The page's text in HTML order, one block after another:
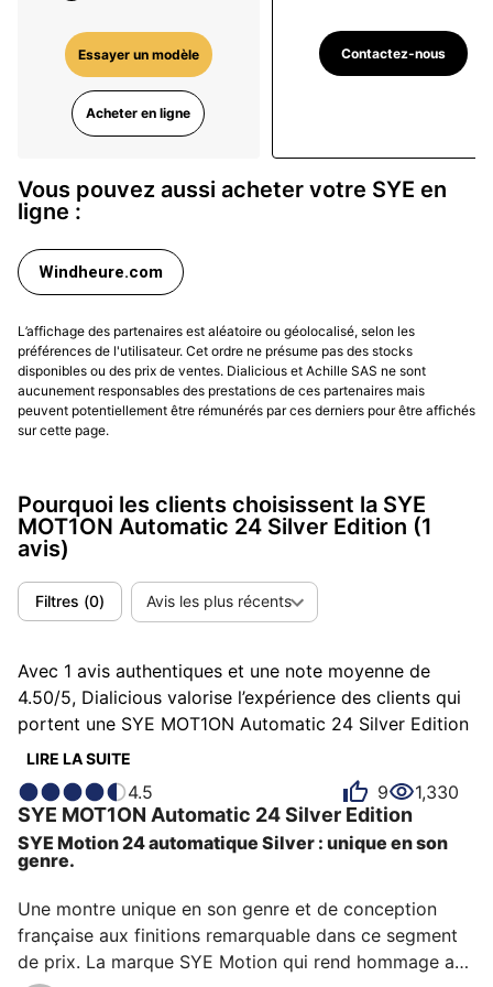
Essayer un modèle
Acheter en ligne
Contactez-nous
Vous pouvez aussi acheter votre SYE en
ligne :
Windheure.com
L’affichage des partenaires est aléatoire ou géolocalisé, selon les
préférences de l'utilisateur. Cet ordre ne présume pas des stocks
disponibles ou des prix de ventes. Dialicious et Achille SAS ne sont
aucunement responsables des prestations de ces partenaires mais
peuvent potentiellement être rémunérés par ces derniers pour être affichés
sur cette page.
Pourquoi les clients choisissent la SYE
MOT1ON Automatic 24 Silver Edition (1
avis)
Filtres (0) Avis les plus récents
Avec 1 avis authentiques et une note moyenne de
4.50/5, Dialicious valorise l’expérience des clients qui
portent une SYE MOT1ON Automatic 24 Silver Edition
. Chaque avis est une source d’inspiration pour
comprendre ce qui rend la MOT1ON Automatic 24
Silver Edition unique aux yeux de ses possesseurs.
Certains la décrivent comme atypique, d'autres
comme conceptuelle ou sportive et chacun a des
Silver Edition pour son design, son confort ou encore
sa précision.
LIRE LA SUITE
4.5 9 1,330
SYE MOT1ON Automatic 24Silver Edition
SYE Motion 24 automatique Silver : unique en son
genre.
Une montre unique en son genre et de conception
française aux finitions remarquable dans ce segment
de prix. La marque SYE Motion qui rend hommage aux